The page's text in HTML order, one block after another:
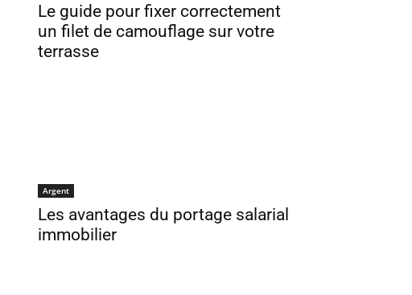
Le guide pour fixer correctement
un filet de camouflage sur votre
terrasse
Argent
Les avantages du portage salarial
immobilier